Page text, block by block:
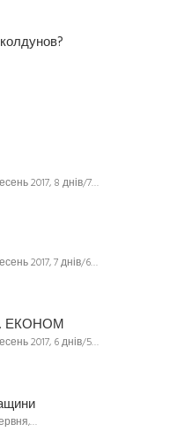
2017, 8 днів/7…
2017, 7 днів/6…
ЕКОНОМ
2017, 6 днів/5…